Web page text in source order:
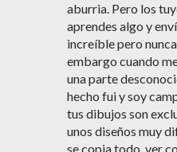
aburria. Pero los
aprendes algo y
increíble pero
embargo cuando
una parte
hecho fui y soy
tus dibujos son
unos diseños muy
se copia todo, ver